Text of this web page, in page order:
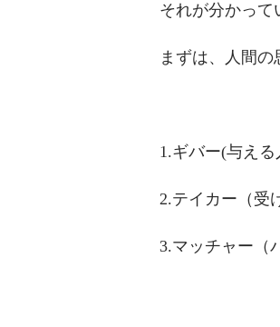
それが分かって
まずは、人間の
1.ギバー(与える
2.テイカー（受
3.マッチャー（